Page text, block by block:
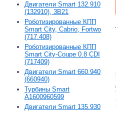
Двигатели Smart 132.910
(132910), 3B21
Роботизированные КПП
Smart City, Cabrio, Fortwo
(717.408)
Роботизированные КПП
Smart City-Coupe 0.8 CDI
(717409)
Двигатели Smart 660.940
(660940)
Турбины Smart
A1600960599
Двигатели Smart 135.930